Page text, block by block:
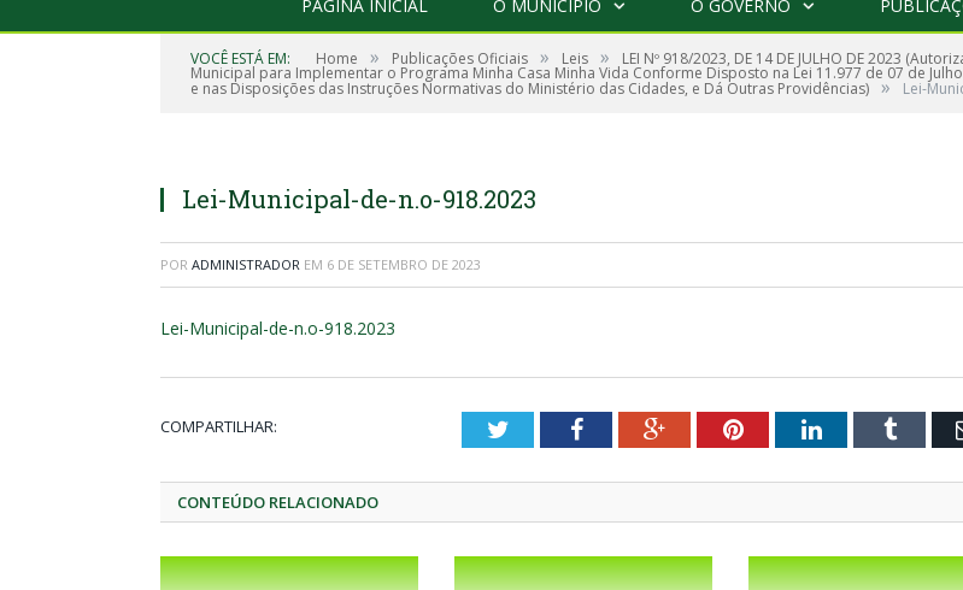
PÁGINA INICIAL O MUNICÍPIO O GOVERNO
VOCÊ ESTÁ EM: Home » Publicações Oficiais » Leis » LEI Nº 918/2023, DE 14 DE JULHO DE 2023
Municipal para Implementar o Programa Minha Casa Minha Vida Conforme Disposto na Lei 11.977 de 07 de
e nas Disposições das Instruções Normativas do Ministério das Cidades, e Dá Outras Providências) » Lei-
Lei-Municipal-de-n.o-918.2023
POR ADMINISTRADOR EM 6 DE SETEMBRO DE 2023
Lei-Municipal-de-n.o-918.2023
COMPARTILHAR: TwitterFacebookGoogle+PinterestLinkedIn
CONTEÚDO RELACIONADO